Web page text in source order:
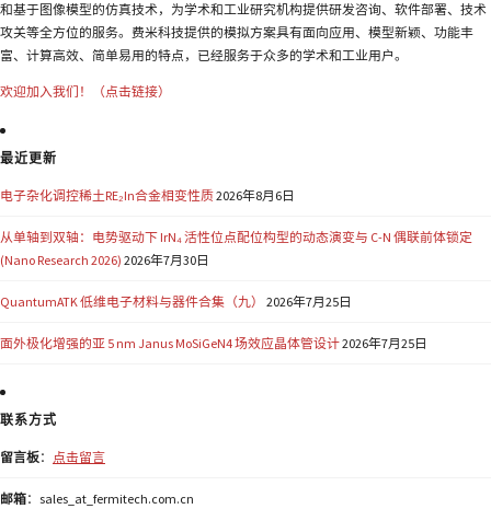
和基于图像模型的仿真技术，为学术和工业研究机构提供研发咨询、软件部署、技术
攻关等全方位的服务。费米科技提供的模拟方案具有面向应用、模型新颖、功能丰
富、计算高效、简单易用的特点，已经服务于众多的学术和工业用户。
欢迎加入我们！（点击链接）
最近更新
电子杂化调控稀土RE₂In合金相变性质2026年8月6日
从单轴到双轴：电势驱动下 IrN₄ 活性位点配位构型的动态演变与 C-N 偶联前体锁定
(Nano Research 2026) 2026年7月30日
QuantumATK 低维电子材料与器件合集（九） 2026年7月25日
面外极化增强的亚 5 nm Janus MoSiGeN4 场效应晶体管设计2026年7月25日
联系方式
留言板： 点击留言
邮箱：sales_at_fermitech.com.cn